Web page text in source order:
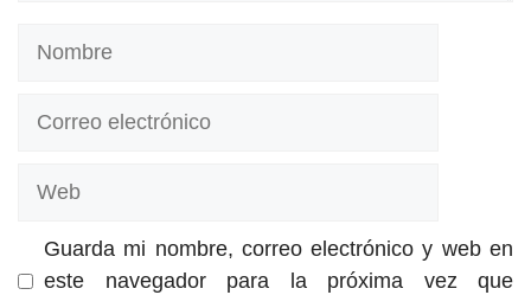
Nombre
Guarda mi nombre, correo electrónico y web en
este navegador para la próxima vez que